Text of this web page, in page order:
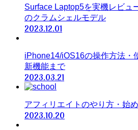
Surface Laptop5を実機レビュ
のクラムシェルモデル
2023.12.01
iPhone14/iOS16の操作方法・
新機能まで
2023.03.21
アフィリエイトのやり方・始
2023.10.20